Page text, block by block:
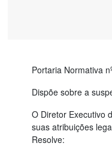
Portaria Normativa
Dispõe sobre a
O Diretor Executivo
suas atribuições
Resolve: